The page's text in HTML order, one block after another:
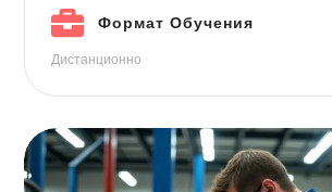
Формат Обучения
Дистанционно